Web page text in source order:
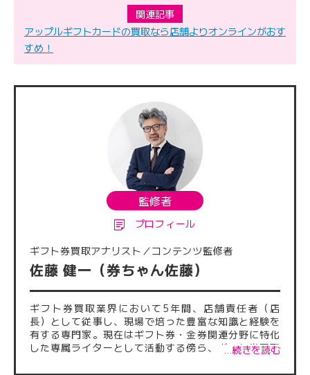
関連記事
アップルギフトカードの買取なら店舗よりオンラインがおす
すめ！
監修者
プロフィール
ギフト券買取アナリスト／コンテンツ監修者
佐藤 健一（券ちゃん佐藤）
ギフト券買取業界において5年間、店舗責任者（店
長）として従事し、現場で培った豊富な知識と経験を
有する専門家。現在はギフト券・金券関連分野に特化
した専属ライターとして活動する傍ら、ギフト券買取
…続きを読む